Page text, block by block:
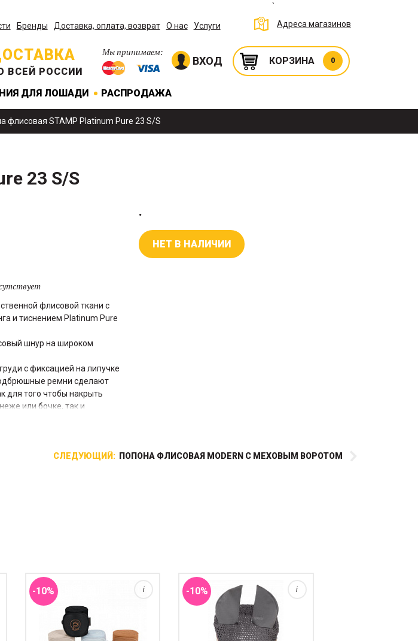
Бренды Доставка, оплата, возврат О нас Услуги
`
Адреса магазинов
ВСЕЙ РОССИИ
Мы принимаем:
ВХОД КОРЗИНА 0
ДЛЯ ЛОШАДИ РАСПРОДАЖА
флисовая STAMP Platinum Pure 23 S/S
23 S/S
флисовой ткани с
и тиснением Platinum Pure
шнур на широком
с фиксацией на липучке
ремни сделают
для того чтобы накрыть
или бочке, так и
.
НЕТ В НАЛИЧИИ
СЛЕДУЮЩИЙ: ПОПОНА ФЛИСОВАЯ MODERN С МЕХОВЫМ ВОРОТОМ
-10% i -10% i